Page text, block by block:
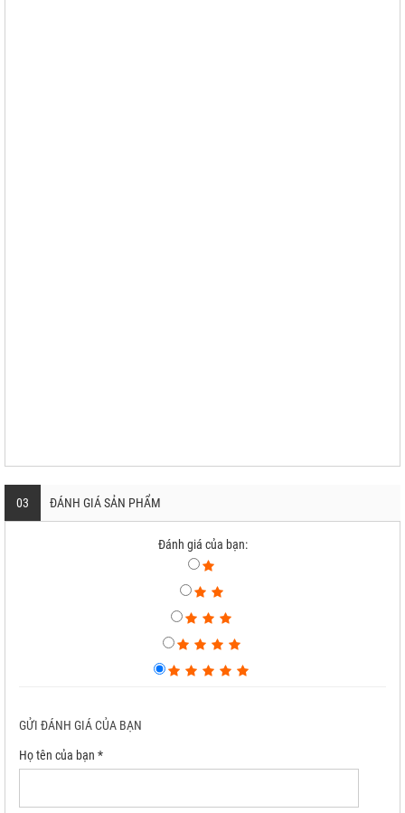
03 ĐÁNH GIÁ SẢN PHẨM
Đánh giá của bạn:
GỬI ĐÁNH GIÁ CỦA BẠN
Họ tên của bạn *